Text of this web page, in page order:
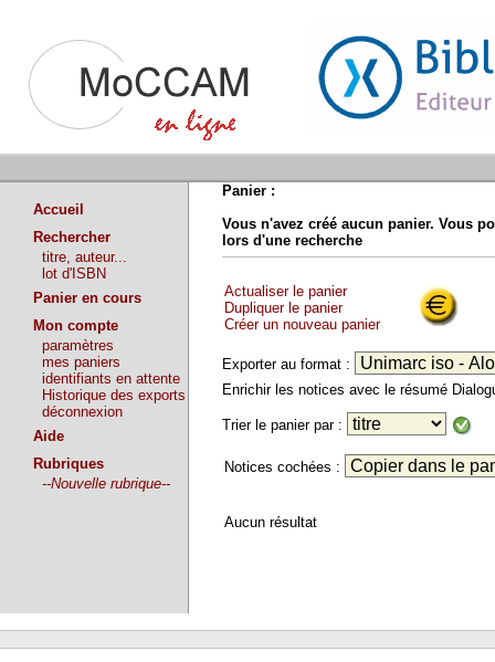
Accueil
Rechercher
titre, auteur...
lot d'ISBN
Panier en cours
Mon compte
paramètres
mes paniers
identifiants en attente
Historique des exports
déconnexion
Aide
Rubriques
--Nouvelle rubrique--
Panier :
Vous n'avez créé aucun panier. Vous
lors d'une recherche
Actualiser le panier
Dupliquer le panier
Créer un nouveau panier
Exporter au format :
Enrichir les notices avec le résumé
Trier le panier par :
Notices cochées :
Aucun résultat